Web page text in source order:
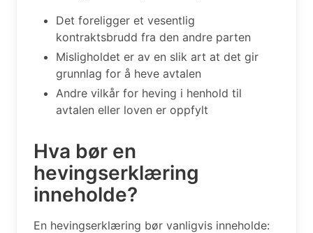
Det foreligger et vesentlig
kontraktsbrudd fra den andre parten
Misligholdet er av en slik art at det gir
grunnlag for å heve avtalen
Andre vilkår for heving i henhold til
avtalen eller loven er oppfylt
Hva bør en
hevingserklæring
inneholde?
En hevingserklæring bør vanligvis inneholde: